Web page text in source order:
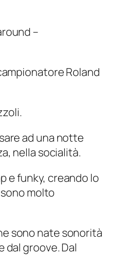
–
Roland
ad una notte
nella socialità.
e funky, creando lo
molto
sono nate sonorità
dal groove. Dal